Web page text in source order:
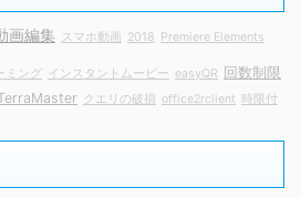
画編集 スマホ動画 2018 Premiere Elements
ミング インスタントムービー easyQR
回数制限
クエリの破損 office2rclient 時限付